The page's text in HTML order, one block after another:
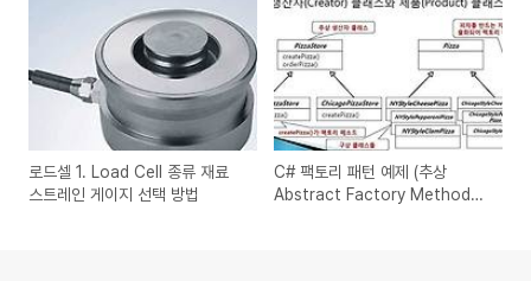
로드셀 1. Load Cell 종류 재료
스트레인 게이지 선택 방법
C# 팩토리 패턴 예제 (추상
Abstract Factory Method